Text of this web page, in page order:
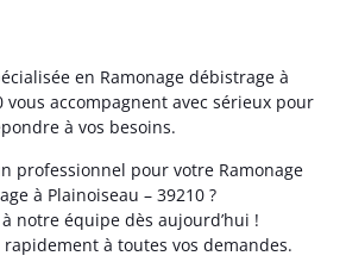
en Ramonage débistrage à
vous accompagnent avec sérieux pour
à vos besoins.
professionnel pour votre Ramonage
à Plainoiseau – 39210 ?
notre équipe dès aujourd’hui !
à toutes vos demandes.